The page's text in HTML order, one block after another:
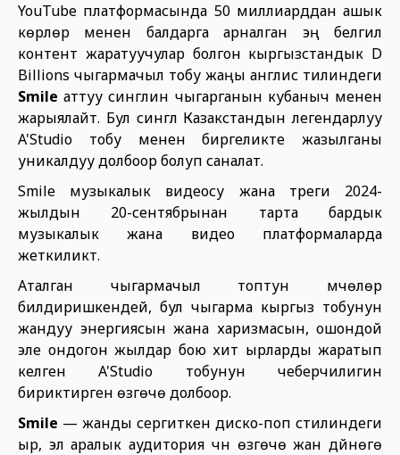
YouTube платформасында 50 миллиарддан ашык
көрүүлөрү менен балдарга арналган эң белгилүү
контент жаратуучулар болгон кыргызстандык D
Billions чыгармачыл тобу жаңы англис тилиндеги
Smileаттуу синглин чыгарганын кубаныч менен
жарыялайт. Бул сингл Казакстандын легендарлуу
A'Studio тобу менен биргеликте жазылганы
уникалдуу долбоор болуп саналат.
Smile музыкалык видеосу жана треги 2024-
жылдын 20-сентябрынан тарта бардык
музыкалык жана видео платформаларда
жеткиликтүү.
Аталган чыгармачыл топтун мүчөлөрү
билдиришкендей, бул чыгарма кыргыз тобунун
жандуу энергиясын жана харизмасын, ошондой
эле ондогон жылдар бою хит ырларды жаратып
келген A'Studio тобунун чеберчилигин
бириктирген өзгөчө долбоор.
Smile — жанды сергиткен диско-поп стилиндеги
ыр, эл аралык аудитория үчүн өзгөчө жан дүйнөгө